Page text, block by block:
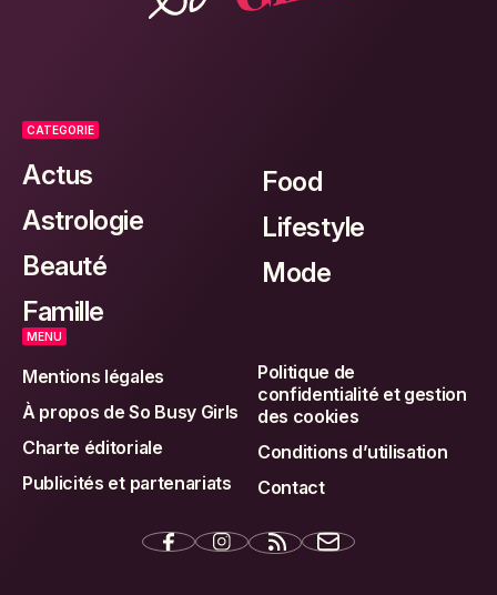
CATEGORIE
Actus
Astrologie
Beauté
Famille
Food
Lifestyle
Mode
MENU
Mentions légales
À propos de So Busy Girls
Charte éditoriale
Publicités et partenariats
Politique de
confidentialité et gestion
des cookies
Conditions d’utilisation
Contact